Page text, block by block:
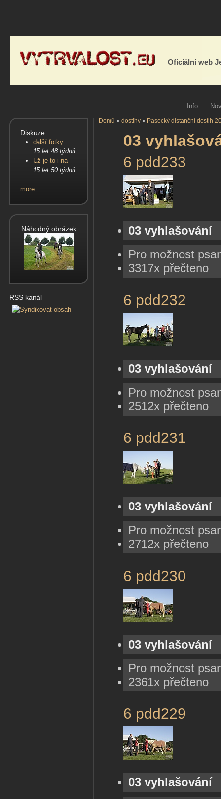
Oficiální web
Info
Diskuze
další fotky
15 let 48 týdnů
Už je to i na
15 let 50 týdnů
more
Náhodný obrázek
RSS kanál
Domů » dostihy » Pasecký distanční dostih
03
6 pdd233
03 vyhlašování
Pro možnost
3317x přečteno
6 pdd232
03 vyhlašování
Pro možnost
2512x přečteno
6 pdd231
03 vyhlašování
Pro možnost
2712x přečteno
6 pdd230
03 vyhlašování
Pro možnost
2361x přečteno
6 pdd229
03 vyhlašování